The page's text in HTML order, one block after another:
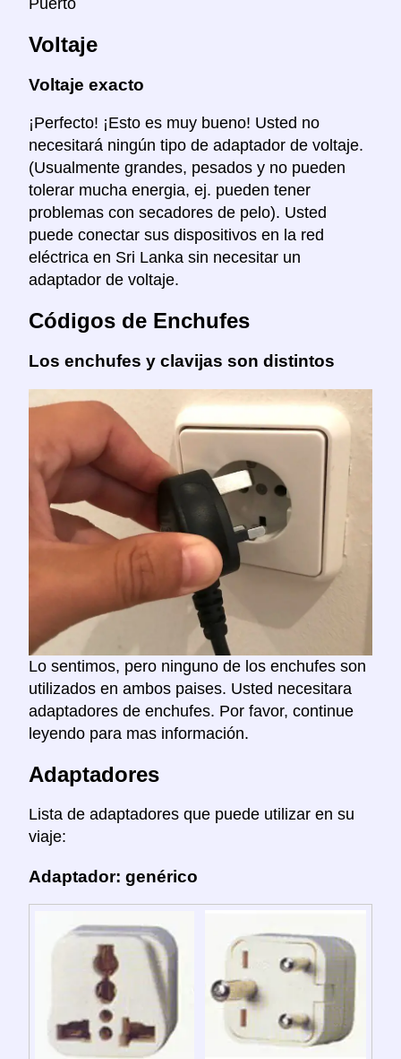
Voltaje
Voltaje exacto
¡Perfecto! ¡Esto es muy bueno! Usted no
necesitará ningún tipo de adaptador de voltaje.
(Usualmente grandes, pesados y no pueden
tolerar mucha energia, ej. pueden tener
problemas con secadores de pelo). Usted
puede conectar sus dispositivos en la red
eléctrica en Sri Lanka sin necesitar un
adaptador de voltaje.
Códigos de Enchufes
Los enchufes y clavijas son distintos
Lo sentimos, pero ninguno de los enchufes son
utilizados en ambos paises. Usted necesitara
adaptadores de enchufes. Por favor, continue
leyendo para mas información.
Adaptadores
Lista de adaptadores que puede utilizar en su
viaje:
Adaptador: genérico